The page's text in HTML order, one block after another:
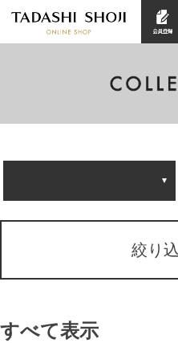
絞り
すべて表示